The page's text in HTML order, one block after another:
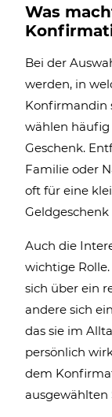
Was
Bei der
werden, in
Konfirmandin
wählen häufig
Geschenk.
Familie oder
oft für eine
Auch die
wichtige
sich über ein
andere sich
das sie im
persönlich
dem
ausgewählten